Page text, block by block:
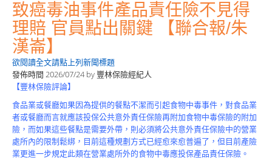
致癌毒油事件產品責任險不見得
理賠 官員點出關鍵 【聯合報/朱
漢崙】
欲閱讀全文請點上列新聞標題
發佈時間 2026/07/24by 豐林保險經紀人
【豐林保險評論】
食品業或餐廳如果因為提供的餐點不潔而引起食物中毒事件，對食品業
者或餐廳而言就應該投保公共意外責任保險再附加食物中毒保險的附加
險，而如果這些餐點是需要外帶，則必須將公共意外責任保險中的營業
處所內的限制鬆綁，目前這種規劃方式已經愈來愈普遍了，但目前產險
業更進一步規定此類在營業處所外的食物中毒應投保產品責任保險。